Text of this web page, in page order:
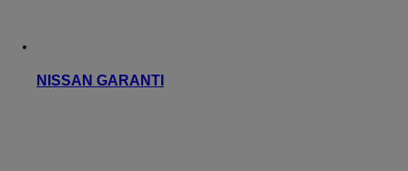
NISSAN GARANTI